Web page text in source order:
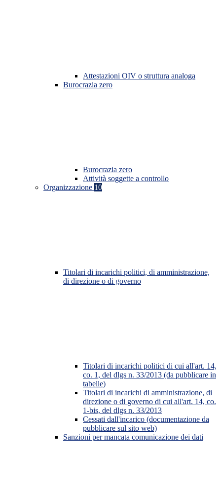
Attestazioni OIV o struttura analoga
Burocrazia zero
Burocrazia zero
Attività soggette a controllo
Organizzazione 10
Titolari di incarichi politici, di amministrazione,
di direzione o di governo
Titolari di incarichi politici di cui all'art. 14,
co. 1, del dlgs n. 33/2013 (da pubblicare in
tabelle)
Titolari di incarichi di amministrazione, di
direzione o di governo di cui all'art. 14, co.
1-bis, del dlgs n. 33/2013
Cessati dall'incarico (documentazione da
pubblicare sul sito web)
Sanzioni per mancata comunicazione dei dati